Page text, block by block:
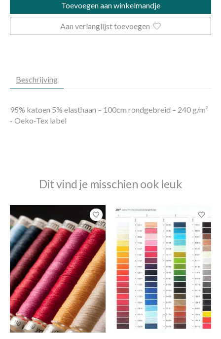
Toevoegen aan winkelmandje
Aan verlanglijst toevoegen
Beschrijving
95% katoen 5% elasthaan – 100cm rondgebreid – 240 g/m²
- Oeko-Tex label
Dit vind je misschien ook leuk
Items van productcarrousel